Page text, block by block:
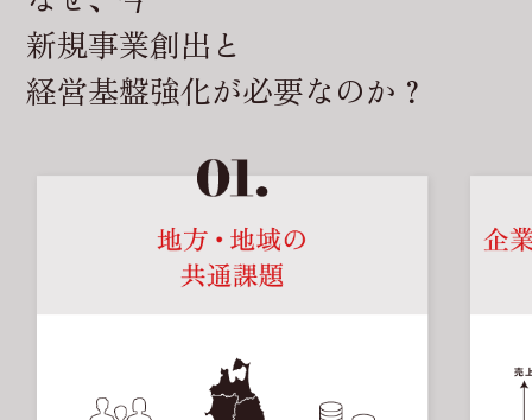
新規事業創出と
経営基盤強化が必要なのか？